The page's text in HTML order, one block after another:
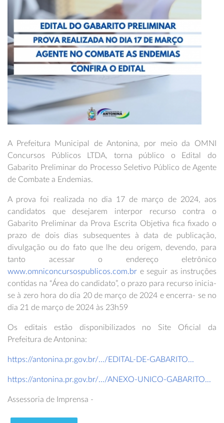
A Prefeitura Municipal de Antonina, por meio da OMNI
Concursos Públicos LTDA, torna público o Edital do
Gabarito Preliminar do Processo Seletivo Público de Agente
de Combate a Endemias.
A prova foi realizada no dia 17 de março de 2024, aos
candidatos que desejarem interpor recurso contra o
Gabarito Preliminar da Prova Escrita Objetiva fica fixado o
prazo de dois dias subsequentes à data de publicação,
divulgação ou do fato que lhe deu origem, devendo, para
tanto acessar o endereço eletrônico
www.omniconcursospublicos.com.br e seguir as instruções
contidas na “Área do candidato”, o prazo para recurso inicia-
se à zero hora do dia 20 de março de 2024 e encerra- se no
dia 21 de março de 2024 às 23h59
Os editais estão disponibilizados no Site Oficial da
Prefeitura de Antonina:
https://antonina.pr.gov.br/.../EDITAL-DE-GABARITO...
https://antonina.pr.gov.br/.../ANEXO-UNICO-GABARITO...
Assessoria de Imprensa -